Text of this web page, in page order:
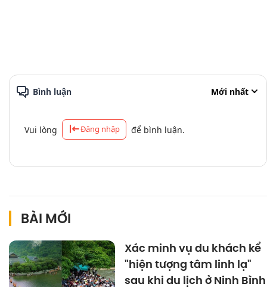
Bình luận Mới nhất
Vui lòng Đăng nhập để bình luận.
BÀI MỚI
Xác minh vụ du khách kể
"hiện tượng tâm linh lạ"
sau khi du lịch ở Ninh Bình